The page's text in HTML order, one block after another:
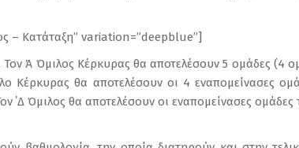
– Κατάταξη” variation=”deepblue”]
Ά Όμιλος Κέρκυρας θα αποτελέσουν 5 ομάδες (4
θα αποτελέσουν οι 4 εναπομείνασες
Όμιλος θα αποτελέσουν οι εναπομείνασες ομάδες